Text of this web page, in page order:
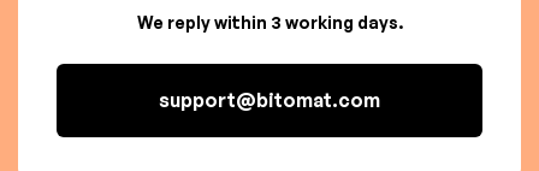
We reply within 3 working days.
support@bitomat.com